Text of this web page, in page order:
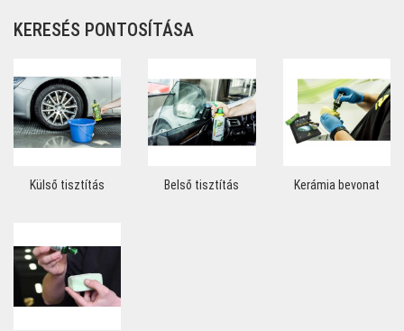
KERESÉS PONTOSÍTÁSA
Külső tisztítás Belső tisztítás Kerámia bevonat